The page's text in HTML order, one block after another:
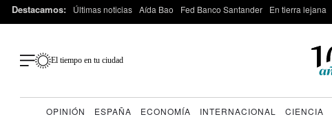
Destacamos: Últimas noticias Aída Bao Fed Banco Santander En tierra lejana
El tiempo en tu ciudad
OPINIÓN ESPAÑA ECONOMÍA INTERNACIONAL CIENCIA